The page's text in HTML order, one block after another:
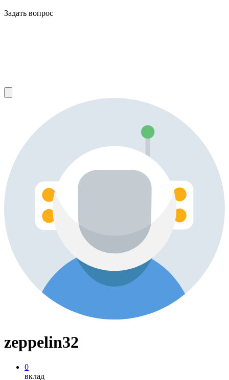
Задать вопрос
zeppelin32
0
вклад